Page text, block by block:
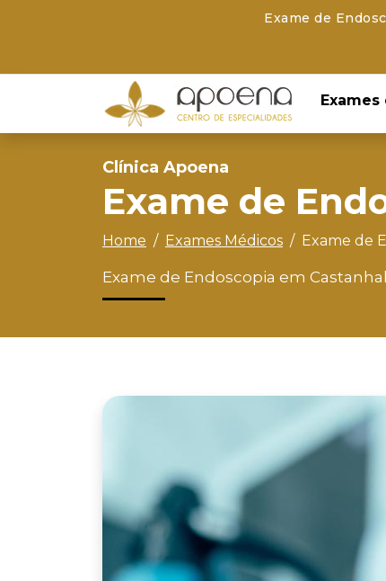
Exame de
Clínica Apoena
Exame de
Home Exames Médicos Exame de
Exame de Endoscopia em